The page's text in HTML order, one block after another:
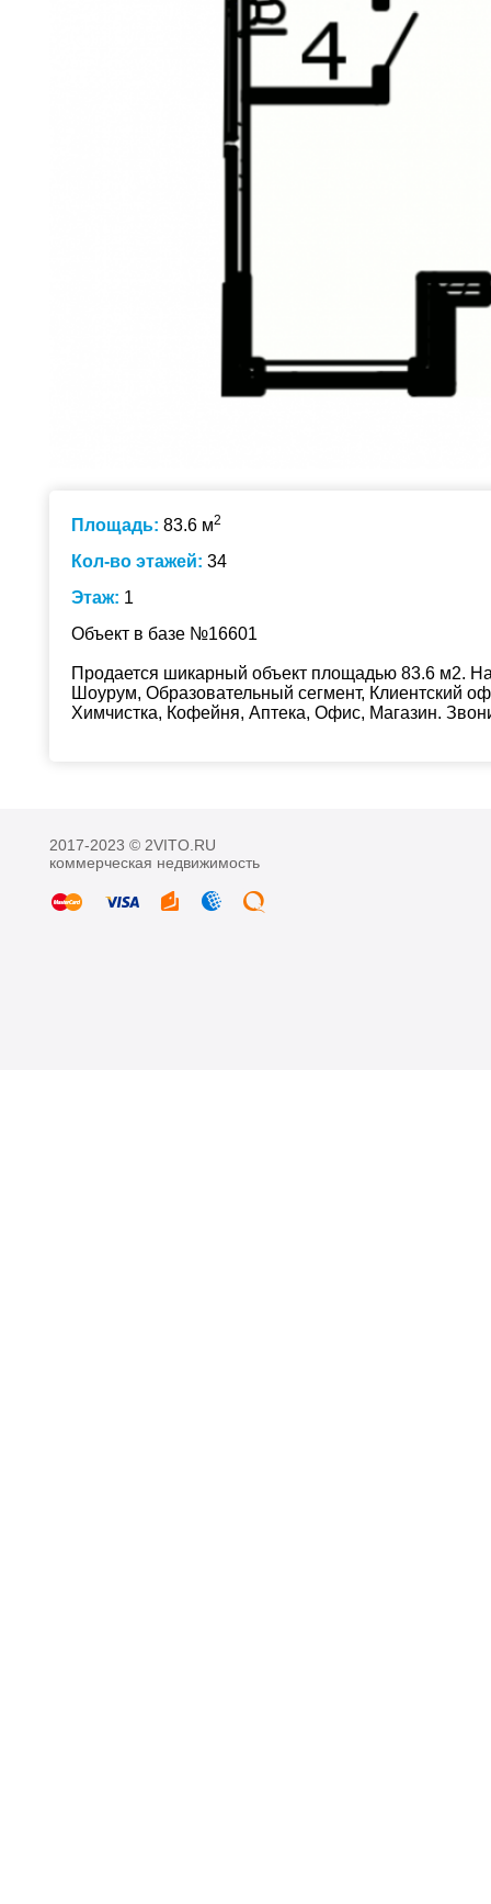
Площадь: 83.6 м2
Кол-во этажей: 34
Этаж: 1
Объект в базе №16601
Продается шикарный объект площадью 83.6 м2.
Шоурум, Образовательный сегмент, Клиентский
Химчистка, Кофейня, Аптека, Офис, Магазин.
2017-2023 © 2VITO.RU
коммерческая недвижимость